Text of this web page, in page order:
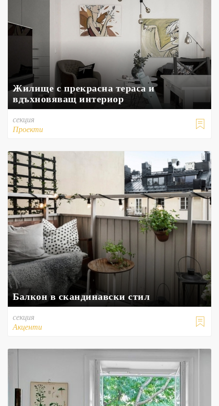
Жилище с прекрасна тераса и
вдъхновяващ интериор

секция
Проекти
Балкон в скандинавски стил

секция
Акценти